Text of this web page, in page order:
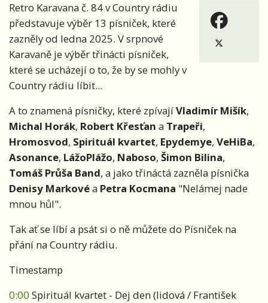
Retro Karavana č. 84 v Country rádiu
představuje výběr 13 písniček, které
zazněly od ledna 2025. V srpnové
Karavaně je výběr třinácti písniček,
které se ucházejí o to, že by se mohly v
Country rádiu líbit...
A to znamená písničky, které zpívajíVladimír Mišík,
Michal Horák, Robert Křesťan a Trapeři,
Hromosvod, Spirituál kvartet, Epydemye, VeHiBa,
Asonance, LážoPlážo, Naboso, Šimon Bilina,
Tomáš Průša Band, a jako třináctá zazněla písnička
Denisy Markovéa Petra Kocmana "Nelámej nade
mnou hůl".
Tak ať se líbí a psát si o ně můžete do Písniček na
přání na Country rádiu.
Timestamp
0:00 Spirituál kvartet - Dej den (lidová / František